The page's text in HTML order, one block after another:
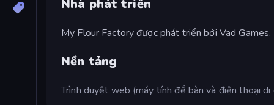
Nhà phát triển
My Flour Factory được phát triển bởi Vad Games.
Nền tảng
Trình duyệt web (máy tính để bàn và điện thoại di